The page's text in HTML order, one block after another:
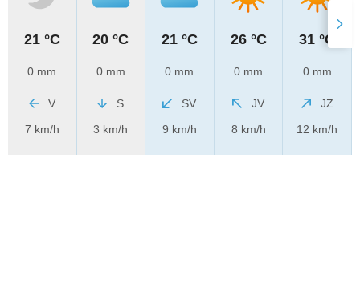
21 °C
0 mm
V
7 km/h
20 °C
0 mm
S
3 km/h
21 °C
0 mm
SV
9 km/h
26 °C
0 mm
JV
8 km/h
31 °C
0 mm
JZ
12 km/h